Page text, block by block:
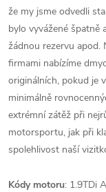
že my jsme odvedli
bylo vyvážené špatně
žádnou rezervu apod.
firmami nabízíme
originálních, pokud je
minimálně
extrémní zátěž při
motorsportu, jak při
spolehlivost naší
Kódy motoru: 1.9TDi